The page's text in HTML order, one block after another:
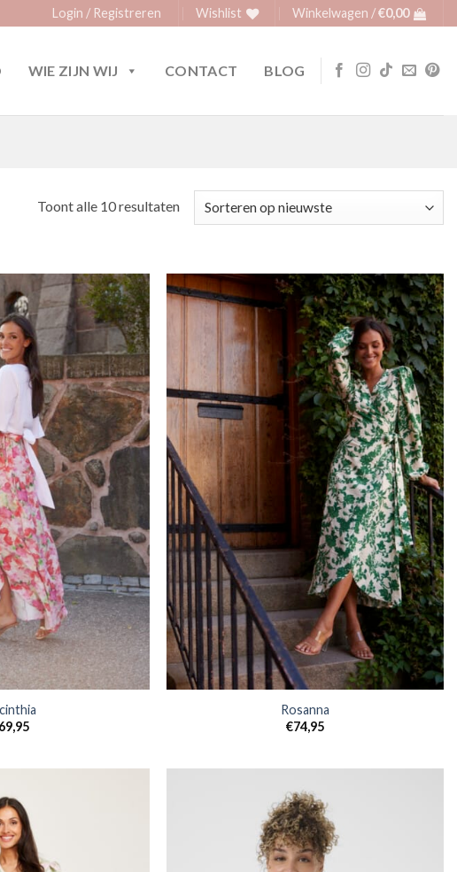
Login / Registreren Wishlist Winkelwagen /€0,00
WIE ZIJN WIJ CONTACT BLOG
Toont alle 10 resultatenGesorteerd
op
69,95
Rosanna
€74,95